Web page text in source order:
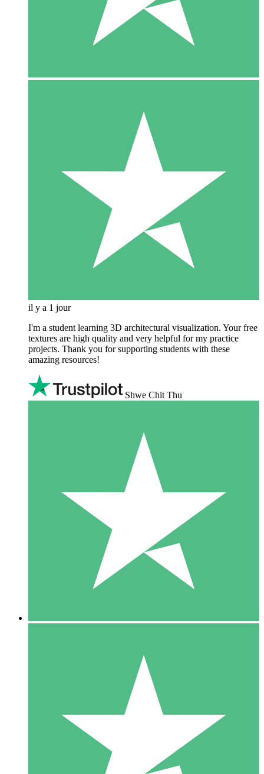
il y a 1 jour
I'm a student learning 3D architectural visualization. Your free
textures are high quality and very helpful for my practice
projects. Thank you for supporting students with these
amazing resources!
Shwe Chit Thu